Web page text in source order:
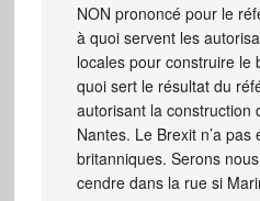
NON prononcé pour le
à quoi servent les
locales pour construire le
quoi sert le résultat du
autorisant la construction
Nantes. Le Brexit n’a
britanniques. Serons
cendre dans la rue si